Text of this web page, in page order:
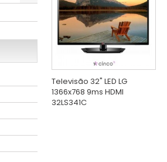
Televisão 32" LED LG
1366x768 9ms HDMI
32LS341C